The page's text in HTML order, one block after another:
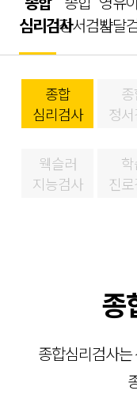
심리검사정서검사발달
종합
심리검사
정
웩슬러
지능검사
진
종
종합심리검사는